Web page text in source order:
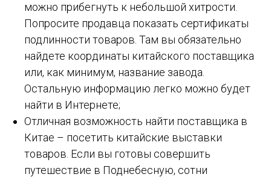
можно прибегнуть к небольшой хитрости.
Попросите продавца показать сертификаты
подлинности товаров. Там вы обязательно
найдете координаты китайского поставщика
или, как минимум, название завода.
Остальную информацию легко можно будет
найти в Интернете;
Отличная возможность найти поставщика в
Китае – посетить китайские выставки
товаров. Если вы готовы совершить
путешествие в Поднебесную, сотни